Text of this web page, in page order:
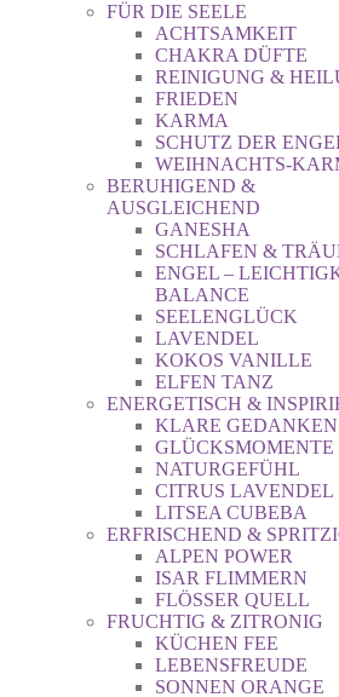
FÜR DIE SEELE
ACHTSAMKEIT
CHAKRA DÜFTE
REINIGUNG &
FRIEDEN
KARMA
SCHUTZ DER
WEIHNACHTS-
BERUHIGEND &
AUSGLEICHEND
GANESHA
SCHLAFEN &
ENGEL –
BALANCE
SEELENGLÜCK
LAVENDEL
KOKOS VANILLE
ELFEN TANZ
ENERGETISCH &
KLARE GEDANKEN
GLÜCKSMOMENTE
NATURGEFÜHL
CITRUS LAVENDEL
LITSEA CUBEBA
ERFRISCHEND &
ALPEN POWER
ISAR FLIMMERN
FLÖSSER QUELL
FRUCHTIG & ZITRONIG
KÜCHEN FEE
LEBENSFREUDE
SONNEN ORANGE